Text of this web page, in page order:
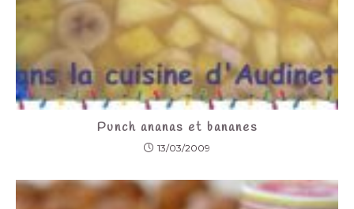
Punch ananas et bananes
13/03/2009